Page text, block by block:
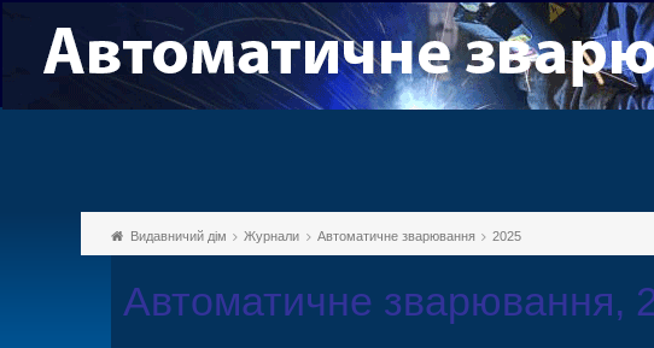
Видавничий дім Журнали Автоматичне зварювання 2025
Автоматичне зварювання,